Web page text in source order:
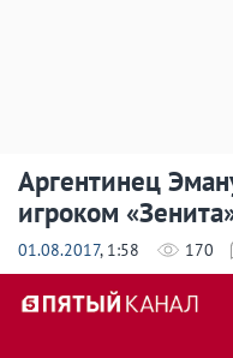
Аргентинец
игроком
01.08.2017, 1:58 170